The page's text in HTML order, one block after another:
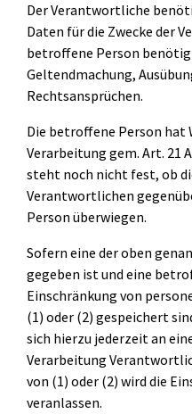
Der Verantwortliche
Daten für die Zwecke der
betroffene Person
Geltendmachung,
Rechtsansprüchen.
Die betroffene Person hat
Verarbeitung gem. Art. 21
steht noch nicht fest, ob
Verantwortlichen
Person überwiegen.
Sofern eine der oben
gegeben ist und eine
Einschränkung von
(1) oder (2) gespeichert
sich hierzu jederzeit an
Verarbeitung
von (1) oder (2) wird die
veranlassen.